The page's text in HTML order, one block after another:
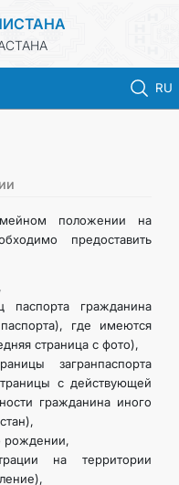
RU
положении на
предоставить
паспорта гражданина
где имеются
страница с фото),
загранпаспорта
с действующей
гражданина иного
рождении,
на территории